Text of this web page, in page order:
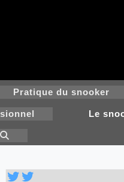
Pratique du snooker
Le
Toggle
Twitter
Twitter